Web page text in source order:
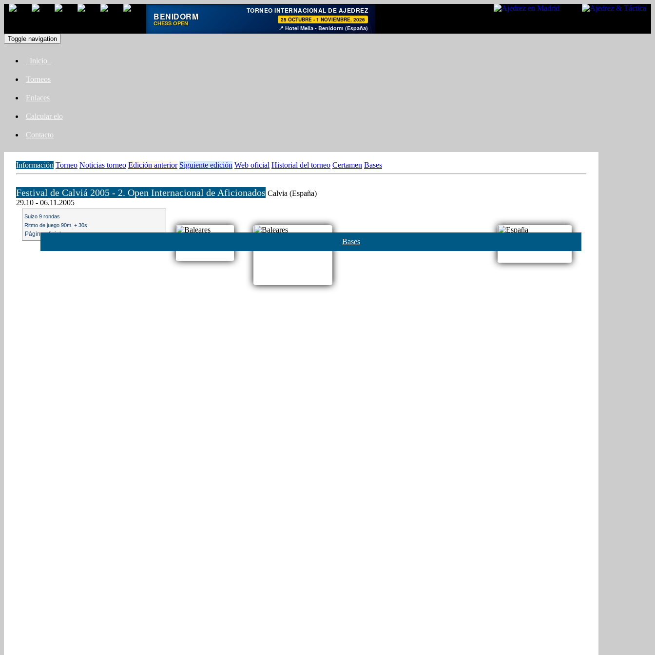
♞
BENIDORM
CHESS OPEN
TORNEO INTERNACIONAL DE AJEDREZ
25 OCTUBRE - 1 NOVIEMBRE, 2026
📍 Hotel Melia - Benidorm (España)
Toggle navigation
Inicio
Torneos
Enlaces
Calcular elo
Contacto
Información Torneo Noticias torneo Edición anterior Siguiente edición Web oficial Historial del torneo Certamen Bases
Festival de Calviá 2005 - 2. Open Internacional de Aficionados Calvia (España)
29.10 - 06.11.2005
Suizo 9 rondas
Ritmo de juego 90m. + 30s.
Página oficial
Bases